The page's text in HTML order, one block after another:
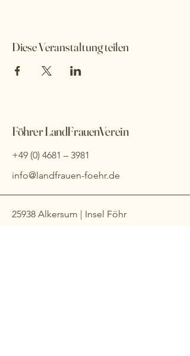
Diese Veranstaltung teilen
Föhrer LandFrauenVerein
+49 (0) 4681 – 3981
info@landfrauen-foehr.de
25938 Alkersum | Insel Föhr